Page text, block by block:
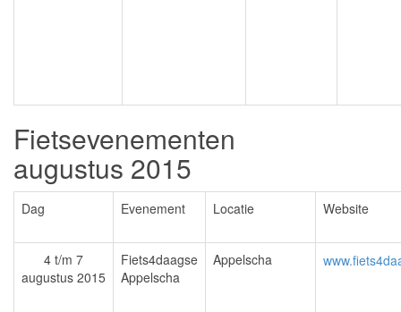
Fietsevenementen
augustus 2015
Dag Evenement Locatie Website
4 t/m 7
augustus 2015
Fiets4daagse
Appelscha
Appelscha